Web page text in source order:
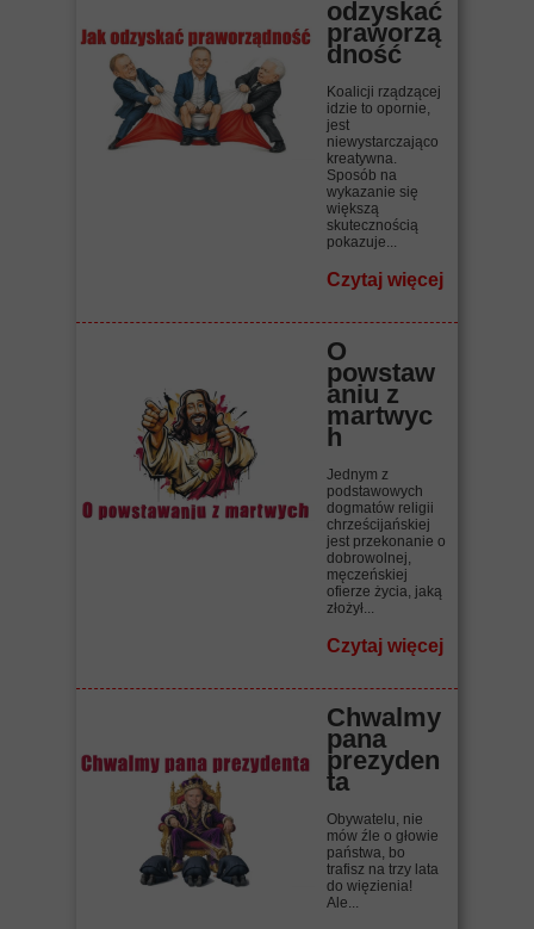
odzyskać
praworzą
dność
Koalicji rządzącej
idzie to opornie,
jest
niewystarczająco
kreatywna.
Sposób na
wykazanie się
większą
skutecznością
pokazuje...
Czytaj więcej
O
powstaw
aniu z
martwyc
h
Jednym z
podstawowych
dogmatów religii
chrześcijańskiej
jest przekonanie o
dobrowolnej,
męczeńskiej
ofierze życia, jaką
złożył...
Czytaj więcej
Chwalmy
pana
prezyden
ta
Obywatelu, nie
mów źle o głowie
państwa, bo
trafisz na trzy lata
do więzienia!
Ale...